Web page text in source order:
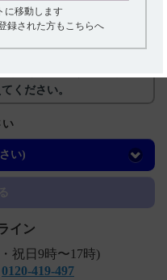
に関する情報はあります
ください。
】 禁忌及び特定の背景
ついて教えてください。
点滴用バッグ】 投与にあ
い
い)
に移動します
録された方もこちらへ
イン
祝日9時〜17時)
0120-419-497